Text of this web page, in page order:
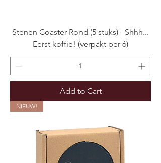
Stenen Coaster Rond (5 stuks) - Shhh...
Eerst koffie! (verpakt per 6)
Add to Cart
NIEUW!